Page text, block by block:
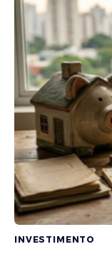
INVESTIMENTO